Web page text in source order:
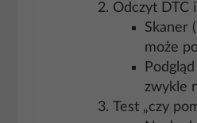
Odczyt DTC
Skaner
może
zwykle
Test „czy